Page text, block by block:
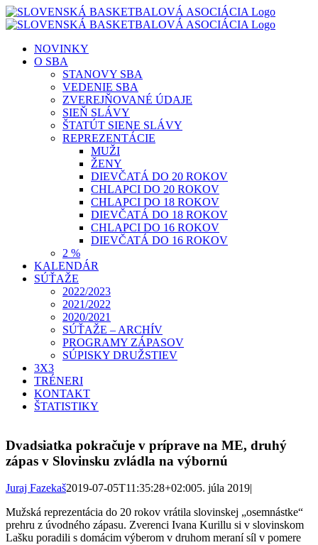
Skip
to
NOVINKY
O SBA
STANOVY SBA
VEDENIE SBA
ZVEREJŇOVANÉ ÚDAJE
SIEŇ SLÁVY
ŠTATÚT SIENE SLÁVY
REPREZENTÁCIE
MUŽI
ŽENY
DIEVČATÁ DO 20 ROKOV
CHLAPCI DO 20 ROKOV
CHLAPCI DO 18 ROKOV
DIEVČATÁ DO 18 ROKOV
CHLAPCI DO 16 ROKOV
DIEVČATÁ DO 16 ROKOV
2 %
KALENDÁR
SÚŤAŽE
2022/2023
2021/2022
2020/2021
SÚŤAŽE – ARCHÍV
PROGRAMY ZÁPASOV
SÚPISKY DRUŽSTIEV
3X3
TRÉNERI
KONTAKT
ŠTATISTIKY
Dvadsiatka pokračuje v príprave na ME, druhý
zápas v Slovinsku zvládla na výbornú
Juraj Fazekaš2019-07-05T11:35:28+02:005. júla 2019|
Mužská reprezentácia do 20 rokov vrátila slovinskej „osemnástke“
prehru z úvodného zápasu. Zverenci Ivana Kurillu si v slovinskom
Lašku poradili s domácim výberom v druhom meraní síl v pomere